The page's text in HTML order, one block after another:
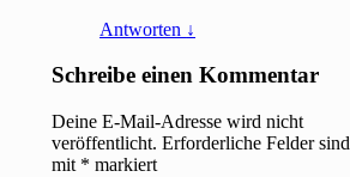
Antworten ↓
Schreibe einen Kommentar
Deine E-Mail-Adresse wird nicht
veröffentlicht. Erforderliche Felder sind
mit * markiert